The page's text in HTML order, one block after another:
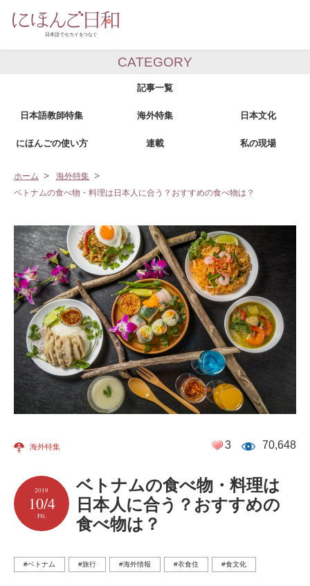
CATEGORY
記事一覧
日本語教師特集 海外特集 日本文化
にほんごの使い方 連載 私の現場
ホーム
海外特集
ベトナムの食べ物・料理は日本人に合う？おすすめの食べ物は？
海外特集 3 70,648
2019
10/4
Fri.
ベトナムの食べ物・料理は
日本人に合う？おすすめの
食べ物は？
#ベトナム #旅行 #海外情報 #衣食住 #食文化